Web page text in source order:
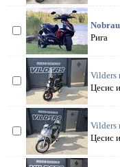
Рига
Vilders
Цесис
Vilders
Цесис